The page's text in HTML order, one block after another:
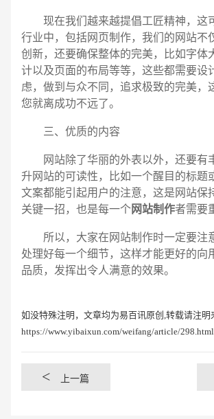
现在我们越来越提倡工匠精神，这
行业中，包括网页制作，我们的网站不
创新，还要确保整体的完美，比如字体
计以及页面的布局等等，这些都需要设
虑，做到与众不同，追求极致的完美，
您就离成功不远了。
三、优质的内容
网站除了华丽的外表以外，还要有
升网站的可读性，比如一个醒目的标题
文案都能引起用户的注意，这是网站保
关键一招，也是每一个网站制作者需要
所以，大家在网站制作时一定要注意
处理好每一个细节，这样才能更好的向
品质，发挥出令人满意的效果。
如没特殊注明，文章均为易百讯原创,转载请注明
https://www.yibaixun.com/weifang/article/298.html
< 上一篇
电话